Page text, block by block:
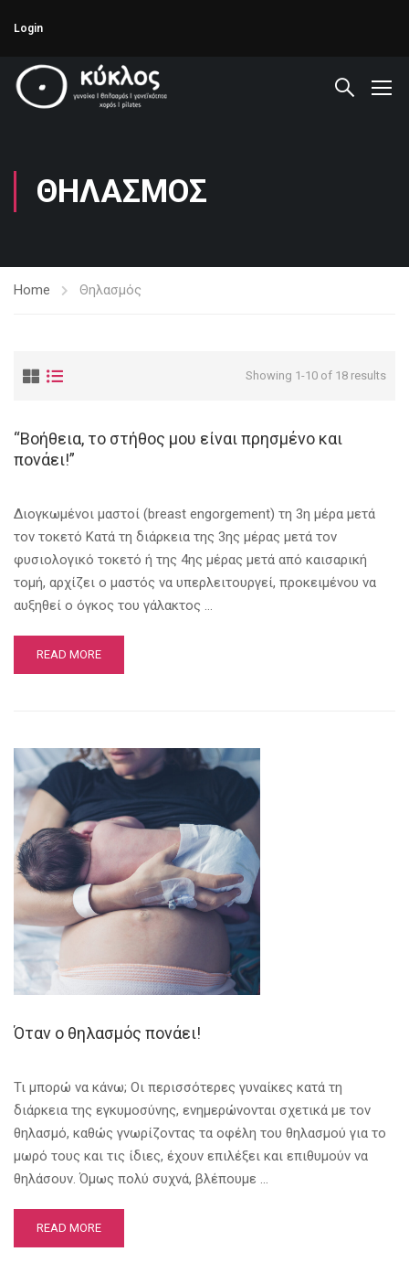
Login
ΘΗΛΑΣΜΌΣ
Home Θηλασμός
Showing 1-10 of 18 results
“Βοήθεια, το στήθος μου είναι πρησμένο και
πονάει!”
Διογκωμένοι μαστοί (breast engorgement) τη 3η μέρα μετά
τον τοκετό Κατά τη διάρκεια της 3ης μέρας μετά τον
φυσιολογικό τοκετό ή της 4ης μέρας μετά από καισαρική
τομή, αρχίζει ο μαστός να υπερλειτουργεί, προκειμένου να
αυξηθεί ο όγκος του γάλακτος …
READ MORE
Όταν ο θηλασμός πονάει!
Τι μπορώ να κάνω; Οι περισσότερες γυναίκες κατά τη
διάρκεια της εγκυμοσύνης, ενημερώνονται σχετικά με τον
θηλασμό, καθώς γνωρίζοντας τα οφέλη του θηλασμού για το
μωρό τους και τις ίδιες, έχουν επιλέξει και επιθυμούν να
θηλάσουν. Όμως πολύ συχνά, βλέπουμε …
READ MORE